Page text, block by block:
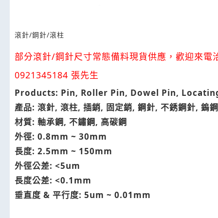
滾針/鋼針/滾柱
部分滾針/鋼針尺寸常態備料現貨供應，歡迎來電
0921345184 張先生
Products: Pin, Roller Pin, Dowel Pin,
產品: 滾針, 滾柱, 插銷, 固定銷, 鋼針, 不銹鋼針, 鎢
材質: 軸承鋼, 不鏽鋼, 高碳鋼
外徑: 0.8mm ~ 30mm
長度: 2.5mm ~ 150mm
外徑公差: <5um
長度公差: <0.1mm
垂直度 & 平行度: 5um ~ 0.01mm